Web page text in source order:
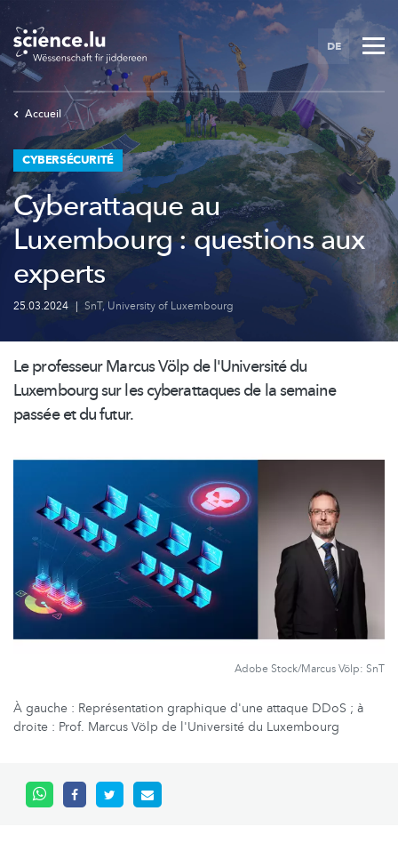
Skip
main
content
DE
Accueil
CYBERSÉCURITÉ
Cyberattaque au
Luxembourg : questions aux
experts
25.03.2024 | SnT, University of Luxembourg
Le professeur Marcus Völp de l'Université du
Luxembourg sur les cyberattaques de la semaine
passée et du futur.
Adobe Stock/Marcus Völp: SnT
À gauche : Représentation graphique d'une attaque DDoS ; à
droite : Prof. Marcus Völp de l'Université du Luxembourg